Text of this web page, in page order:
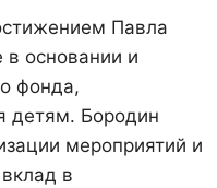
Павла
в основании и
фонда,
Бородин
мероприятий и
в